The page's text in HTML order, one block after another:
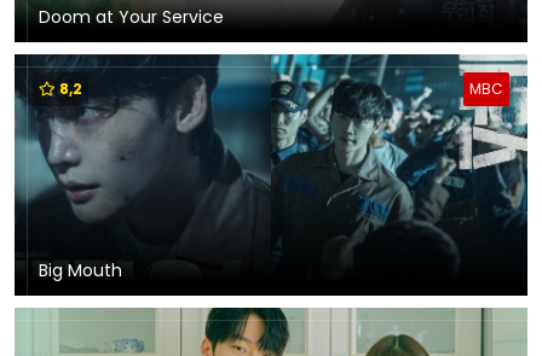
Doom at Your Service
MBC
8,2
Big Mouth